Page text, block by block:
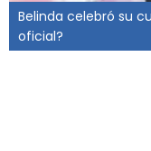
Belinda celebró su
oficial?